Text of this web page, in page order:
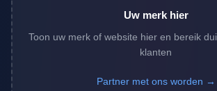
Uw merk hier
Toon uw merk of website hier en bereik
klanten
Partner met ons worden →